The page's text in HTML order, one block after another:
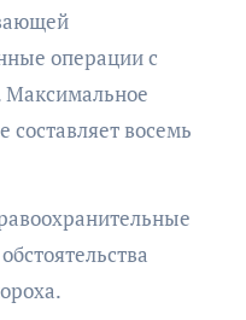
операции с
составляет восемь